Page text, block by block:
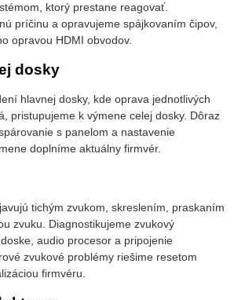
ktorý prestane reagovať.
príčinu a opravujeme spájkovaním čipov,
opravou HDMI obvodov.
dosky
hlavnej dosky, kde oprava jednotlivých
pristupujeme k výmene celej dosky. Dôraz
s panelom a nastavenie
doplníme aktuálny firmvér.
tichým zvukom, skreslením, praskaním
zvuku. Diagnostikujeme zvukový
audio procesor a pripojenie
zvukové problémy riešime resetom
firmvéru.